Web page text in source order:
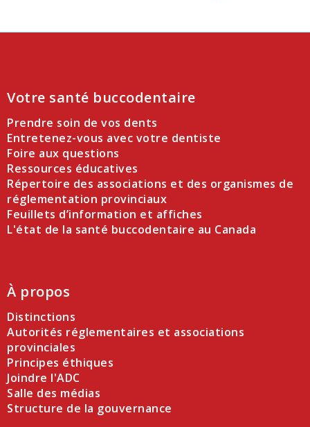
Votre santé buccodentaire
Prendre soin de vos dents
Entretenez-vous avec votre dentiste
Foire aux questions
Ressources éducatives
Répertoire des associations et des organismes de
réglementation provinciaux
Feuillets d’information et affiches
L'état de la santé buccodentaire au Canada
À propos
Distinctions
Autorités réglementaires et associations
provinciales
Principes éthiques
Joindre l'ADC
Salle des médias
Structure de la gouvernance